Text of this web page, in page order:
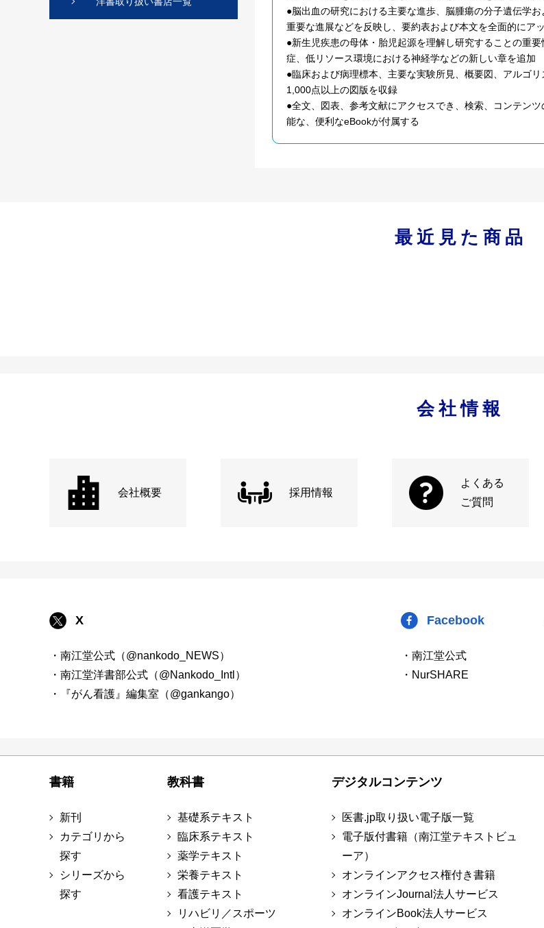
●脳出血の研究における主要な進歩、脳腫瘍の分子遺伝学
重要な進展などを反映し、要約表および本文を全面的にア
●新生児疾患の母体・胎児起源を理解し研究することの重
症、低リソース環境における神経学などの新しい章を追加
●臨床および病理標本、主要な実験所見、概要図、アルゴ
1,000点以上の図版を収録
●全文、図表、参考文献にアクセスでき、検索、コンテン
能な、便利なeBookが付属する
最近見た商品
会社情報
会社概要 採用情報
よくある
ご質問
X
・南江堂公式（@nankodo_NEWS）
・南江堂洋書部公式（@Nankodo_Intl）
・『がん看護』編集室（@gankango）
Facebook
・南江堂公式
・NurSHARE
書籍
新刊
カテゴリから
探す
シリーズから
探す
教科書
基礎系テキスト
臨床系テキスト
薬学テキスト
栄養テキスト
看護テキスト
リハビリ／スポーツ
デジタルコンテンツ
医書.jp取り扱い電子版一覧
電子版付書籍（南江堂テキストビュ
ーア）
オンラインアクセス権付き書籍
オンラインJournal法人サービス
オンラインBook法人サービス